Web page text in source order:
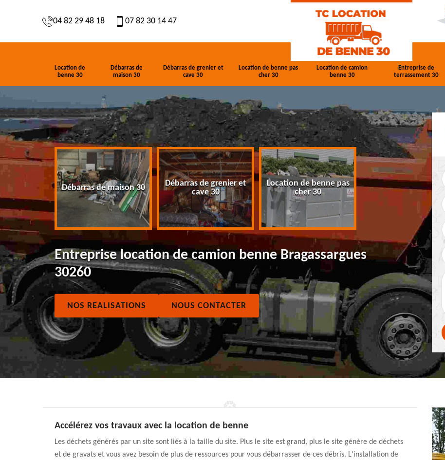
04 82 29 48 18 07 82 30 14 47
Location de
benne 30
Débarras de
maison 30
Débarras de grenier et
cave 30
Location de benne pas
cher 30
Location de camion
benne 30
Entreprise de
terrassement 30
benne 30 Débarras de maison 30
Débarras de grenier et
cave 30
Location de benne pas
cher 30
Location de camion
benne 30
Entreprise location de camion benne Bragassargues
30260
NOS REALISATIONS NOUS CONTACTER
Accélérez vos travaux avec la location de benne
Les déchets générés par un site sont liés à la taille du site. Plus le site est grand, plus le site génère de déchets
et de gravats et vous avez besoin de plus de ressources pour vous débarrasser de ces débris. L'installation de